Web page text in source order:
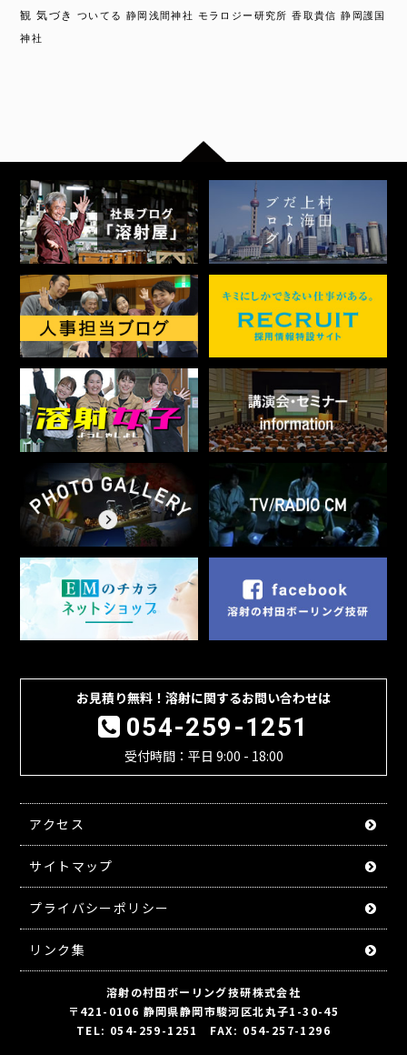
観 気づき ついてる 静岡浅間神社 モラロジー研究所 香取貴信 静岡護国
神社
お見積り無料！溶射に関するお問い合わせは
054-259-1251
受付時間：平日 9:00 - 18:00
アクセス
サイトマップ
プライバシーポリシー
リンク集
溶射の村田ボーリング技研株式会社
〒421-0106 静岡県静岡市駿河区北丸子1-30-45
TEL: 054-259-1251 FAX: 054-257-1296